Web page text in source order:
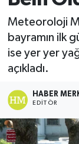
Meteoroloji
bayramın ilk
ise yer yer
açıkladı.
HABER
EDITÖR
Diğer
Dünya
Eğitim
Ekonomi
Tüm
Son
Haber